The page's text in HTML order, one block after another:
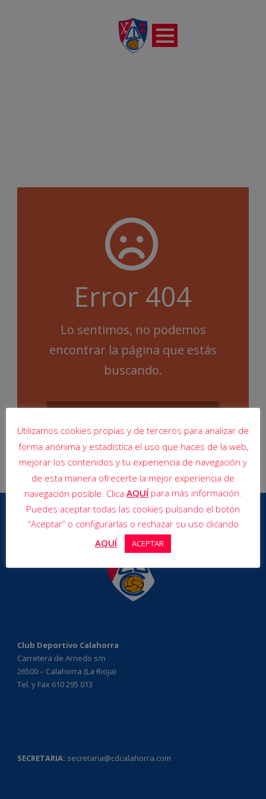
Error 404
Lo sentimos, no podemos
encontrar la página que estás
buscando.
Club Deportivo Calahorra
Carretera de Arnedo s/n
26500 – Calahorra (La Rioja)
Tel. y Fax 610 295 013
SECRETARIA: secretaria@cdcalahorra.com
Utilizamos cookies propias y de terceros para analizar de
forma anónima y estadística el uso que haces de la web,
mejorar los contenidos y tu experiencia de navegación y
de esta manera ofrecerte la mejor experiencia de
navegación posible. Clica AQUÍ para más información.
Puedes aceptar todas las cookies pulsando el botón
“Aceptar” o configurarlas o rechazar su uso clicando
AQUÍ. ACEPTAR